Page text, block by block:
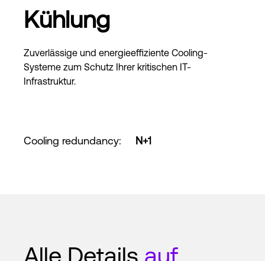
Kühlung
Zuverlässige und energieeffiziente Cooling-
Systeme zum Schutz Ihrer kritischen IT-
Infrastruktur.
Cooling redundancy: N+1
Alle Details auf